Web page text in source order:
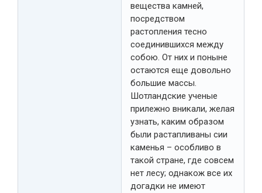
вещества камней,
посредством
растопления тесно
соединившихся между
собою. От них и поныне
остаются еще довольно
большие массы.
Шотландские ученые
прилежно вникали, желая
узнать, каким образом
были растапливаны сии
каменья – особливо в
такой стране, где совсем
нет лесу; однакож все их
догадки не имеют